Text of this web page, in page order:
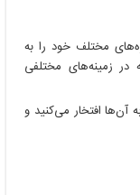
مختلف خود را به
در زمینه‌های مختلفی
آن‌ها افتخار می‌کنید و